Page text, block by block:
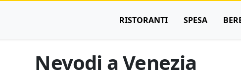
RISTORANTI SPESA
Nevodi a Venezia